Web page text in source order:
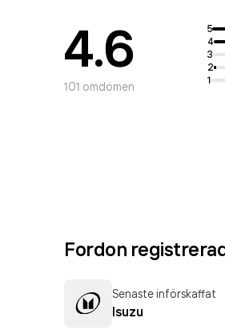
4.6
101 omdömen
5
4
3
2
1
Fordon
Senaste införskaffat
Isuzu